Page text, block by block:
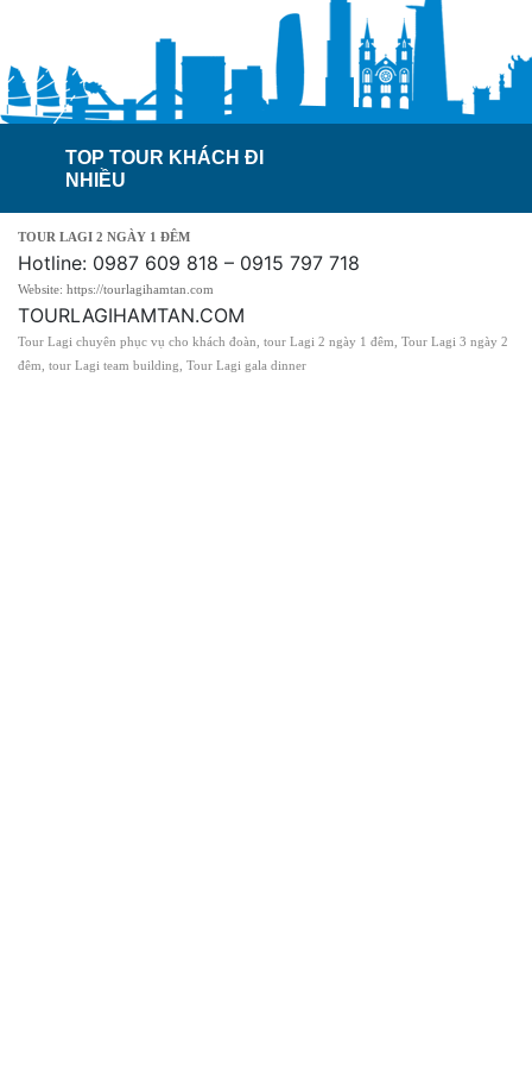
TOP TOUR KHÁCH ĐI
NHIỀU
TOUR LAGI 2 NGÀY 1 ĐÊM
Hotline: 0987 609 818 – 0915 797 718
Website: https://tourlagihamtan.com
TOURLAGIHAMTAN.COM
Tour Lagi chuyên phục vụ cho khách đoàn, tour Lagi 2 ngày 1 đêm, Tour Lagi 3 ngày 2
đêm, tour Lagi team building, Tour Lagi gala dinner